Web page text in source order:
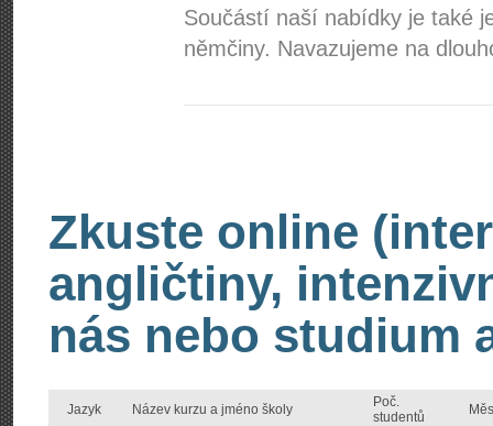
Součástí naší nabídky je také
němčiny. Navazujeme na
Zkuste online
angličtiny,
nás nebo studium
Jazyk Název kurzu a jméno školy
Poč.
studentů